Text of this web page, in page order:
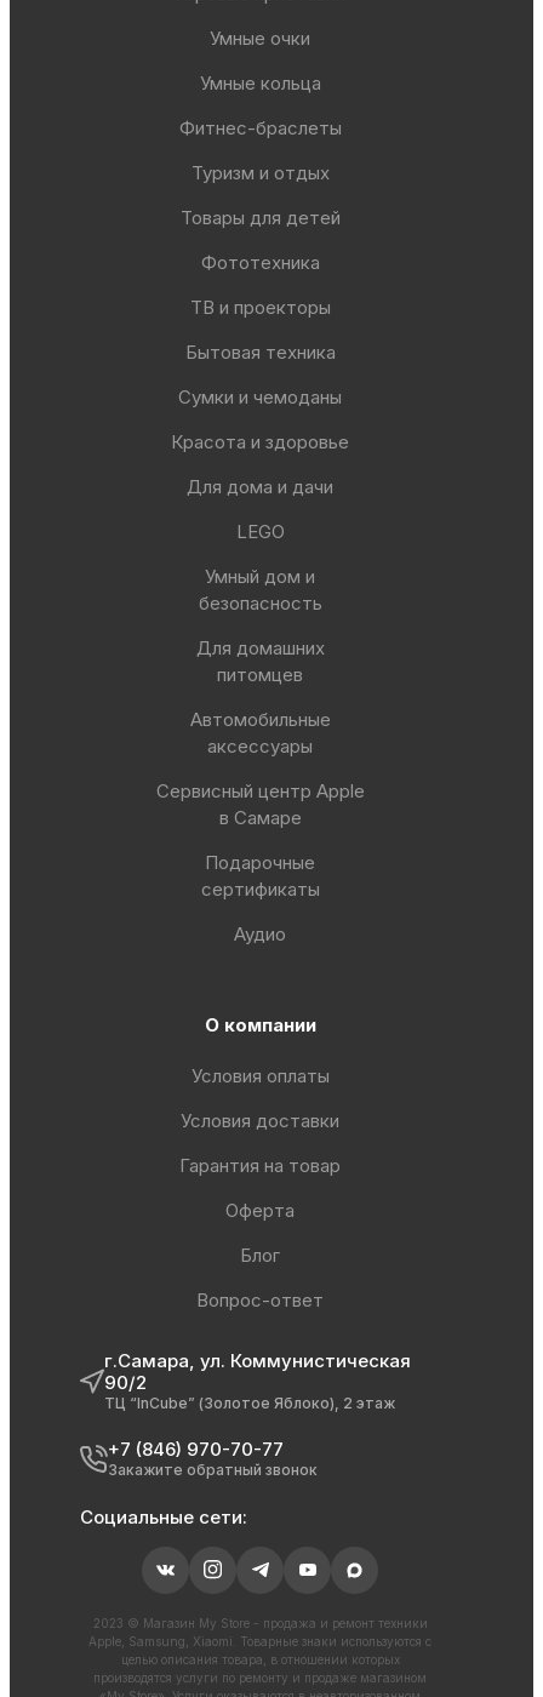
Умные очки
Умные кольца
Фитнес-браслеты
Туризм и отдых
Товары для детей
Фототехника
ТВ и проекторы
Бытовая техника
Сумки и чемоданы
Красота и здоровье
Для дома и дачи
LEGO
Умный дом и
безопасность
Для домашних
питомцев
Автомобильные
аксессуары
Сервисный центр Apple
в Самаре
Подарочные
сертификаты
Аудио
О компании
Условия оплаты
Условия доставки
Гарантия на товар
Оферта
Блог
Вопрос-ответ
г.Самара, ул. Коммунистическая
90/2
ТЦ “InCube” (Золотое Яблоко), 2 этаж
+7 (846) 970-70-77
Закажите обратный звонок
Социальные сети:
2023 © Магазин My Store - продажа и ремонт техники
Apple, Samsung, Xiaomi. Товарные знаки используются с
целью описания товара, в отношении которых
производятся услуги по ремонту и продаже магазином